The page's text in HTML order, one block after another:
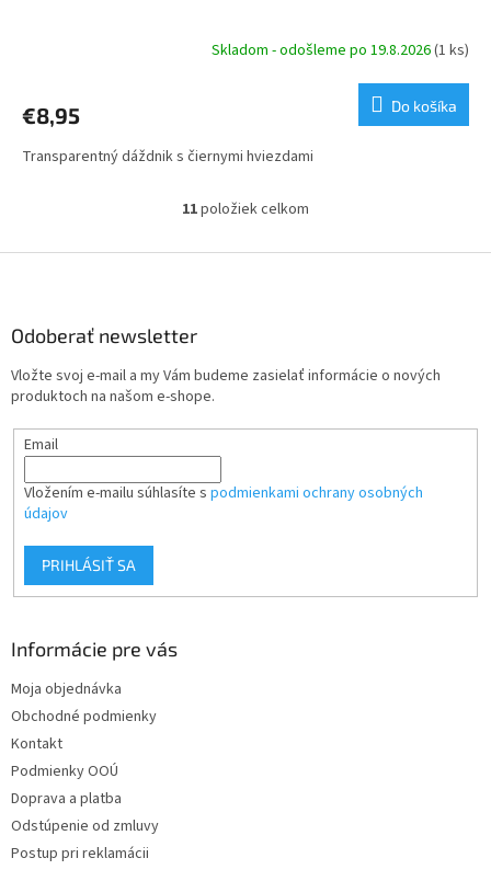
Skladom - odošleme po 19.8.2026(1 ks)
€8,95 Do košíka
Transparentný dáždnik s čiernymi hviezdami
O
l
e
r
y
s
11položiek celkom
Odoberať newsletter
Vložte svoj e-mail a my Vám budeme zasielať informácie o nových
produktoch na našom e-shope.
Email
Vložením e-mailu súhlasíte s podmienkami ochrany osobných
údajov
PRIHLÁSIŤ SA
Informácie pre vás
Moja objednávka
Obchodné podmienky
Kontakt
Podmienky OOÚ
Doprava a platba
Odstúpenie od zmluvy
Postup pri reklamácii